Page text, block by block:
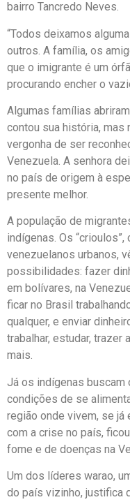
bairro Tancredo Neves.
“Todos deixamos
outros. A família, os
que o imigrante é um
procurando encher o
Algumas famílias
contou sua história, mas
vergonha de ser
Venezuela. A senhora
no país de origem à
presente melhor.
A população de
indígenas. Os
venezuelanos urbanos,
possibilidades: fazer
em bolívares, na
ficar no Brasil
qualquer, e enviar
trabalhar, estudar, trazer
mais.
Já os indígenas buscam
condições de se
região onde vivem, se
com a crise no país,
fome e de doenças na
Um dos líderes warao,
do país vizinho, justifica